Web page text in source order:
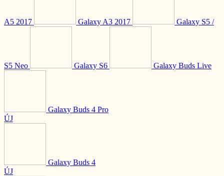
A5 2017 Galaxy A3 2017 Galaxy S5 /
S5 Neo Galaxy S6 Galaxy Buds Live
Galaxy Buds 4 Pro
ÚJ
Galaxy Buds 4
ÚJ